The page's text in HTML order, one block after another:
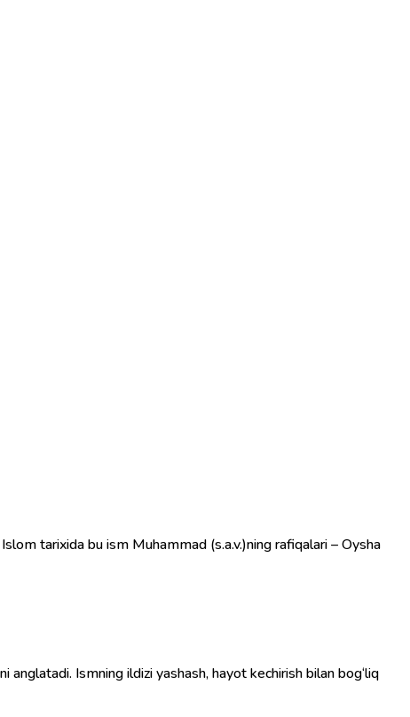
tarixida bu ism Muhammad (s.a.v.)ning rafiqalari – Oysha
anglatadi. Ismning ildizi yashash, hayot kechirish bilan bog‘liq